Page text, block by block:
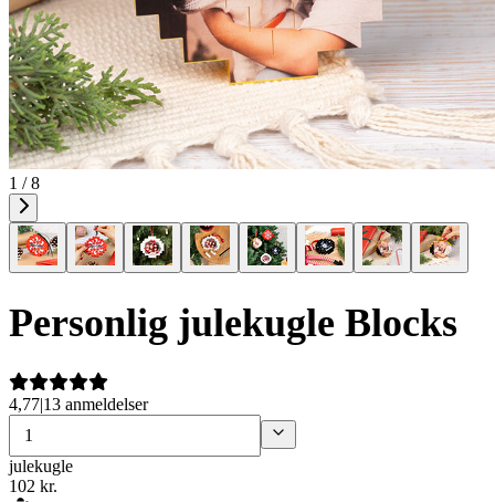
1 / 8
Personlig julekugle Blocks
4,77|13 anmeldelser
julekugle
102 kr.